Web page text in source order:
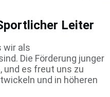
Leiter
wir als
Die Förderung junger
und es freut uns zu
und in höheren